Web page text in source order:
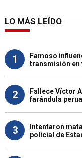
LO MÁS LEÍDO
1
Famoso
transmisión en
2
Fallece Víctor
farándula
3
Intentaron
policial de